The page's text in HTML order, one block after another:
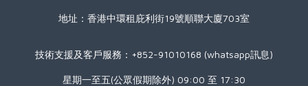
地址：香港中環租庇利街19號順聯大廈703室
技術支援及客戶服務：+852-91010168 (whatsapp訊息)
星期一至五(公眾假期除外) 09:00 至 17:30